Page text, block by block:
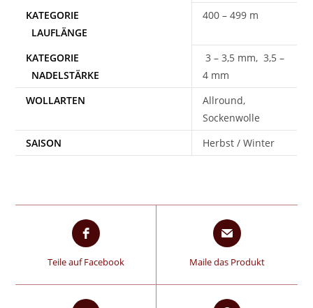
400 – 499 m
3 – 3,5 mm, 3,5 –
4 mm
WOLLARTEN
Allround,
Sockenwolle
SAISON
Herbst / Winter
Teile auf Facebook Maile das Produkt